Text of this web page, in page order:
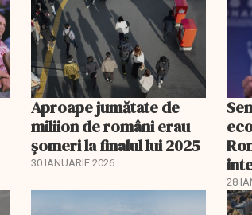
Aproape jumătate de
miliion de români erau
șomeri la finalul lui 2025
30 IANUARIE 2026
28